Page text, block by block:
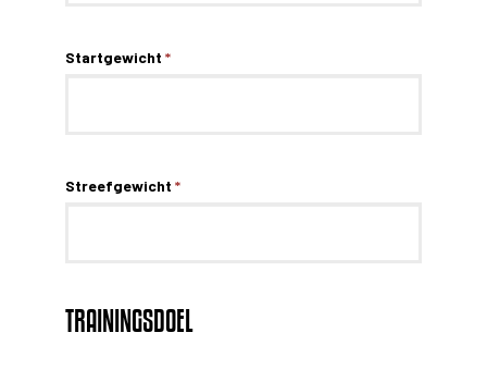
Startgewicht *
Streefgewicht *
TRAININGSDOEL